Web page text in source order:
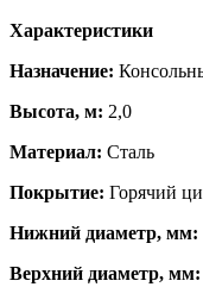
Характеристики
Назначение:
Высота, м: 2,0
Материал: Сталь
Покрытие: Горячий
Нижний диаметр, мм:
Верхний диаметр, мм: